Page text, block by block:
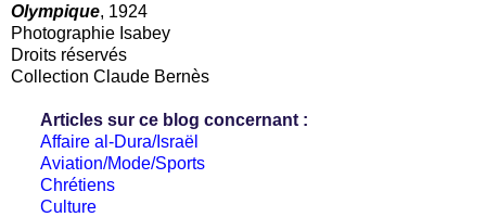
Olympique, 1924
Photographie Isabey
Droits réservés
Collection Claude Bernès
Articles sur ce blog concernant :
Affaire al-Dura/Israël
Aviation/Mode/Sports
Chrétiens
Culture